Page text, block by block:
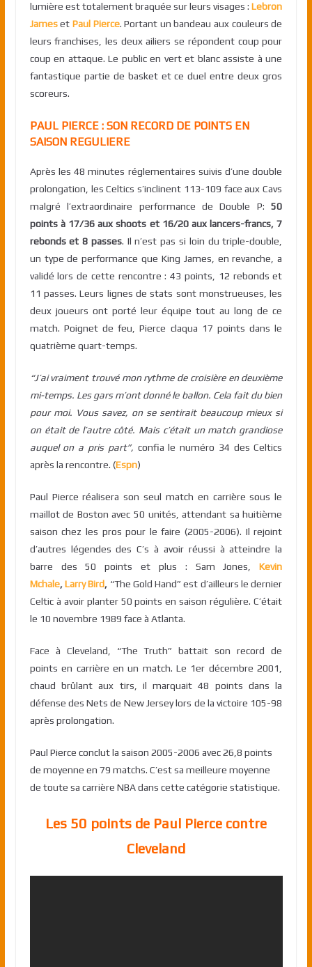
lumière est totalement braquée sur leurs visages :Lebron
Jameset Paul Pierce. Portant un bandeau aux couleurs de
leurs franchises, les deux ailiers se répondent coup pour
coup en attaque. Le public en vert et blanc assiste à une
fantastique partie de basket et ce duel entre deux gros
scoreurs.
PAUL PIERCE : SON RECORD DE POINTS EN
SAISON REGULIERE
Après les 48 minutes réglementaires suivis d’une double
prolongation, les Celtics s’inclinent 113-109 face aux Cavs
malgré l’extraordinaire performance de Double P:50
points à 17/36 aux shoots et 16/20 aux lancers-francs, 7
rebonds et 8 passes. Il n’est pas si loin du triple-double,
un type de performance que King James, en revanche, a
validé lors de cette rencontre : 43 points, 12 rebonds et
11 passes. Leurs lignes de stats sont monstrueuses, les
deux joueurs ont porté leur équipe tout au long de ce
match. Poignet de feu, Pierce claqua 17 points dans le
quatrième quart-temps.
“J’ai vraiment trouvé mon rythme de croisière en deuxième
mi-temps. Les gars m’ont donné le ballon. Cela fait du bien
pour moi. Vous savez, on se sentirait beaucoup mieux si
on était de l’autre côté. Mais c’était un match grandiose
auquel on a pris part”, confia le numéro 34 des Celtics
après la rencontre. (Espn)
Paul Pierce réalisera son seul match en carrière sous le
maillot de Boston avec 50 unités, attendant sa huitième
saison chez les pros pour le faire (2005-2006). Il rejoint
d’autres légendes des C’s à avoir réussi à atteindre la
barre des 50 points et plus : Sam Jones,Kevin
Mchale,Larry Bird, “The Gold Hand” est d’ailleurs le dernier
Celtic à avoir planter 50 points en saison régulière. C’était
le 10 novembre 1989 face à Atlanta.
Face à Cleveland, “The Truth” battait son record de
points en carrière en un match. Le 1er décembre 2001,
chaud brûlant aux tirs, il marquait 48 points dans la
défense des Nets de New Jersey lors de la victoire 105-98
après prolongation.
Paul Pierce conclut la saison 2005-2006 avec 26,8 points
de moyenne en 79 matchs. C’est sa meilleure moyenne
de toute sa carrière NBA dans cette catégorie statistique.
Les 50 points de Paul Pierce contre
Cleveland